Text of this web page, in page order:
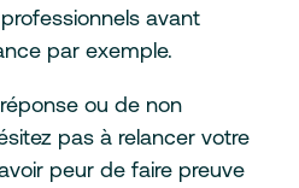
avant
par exemple.
ou de non
pas à relancer votre
peur de faire preuve